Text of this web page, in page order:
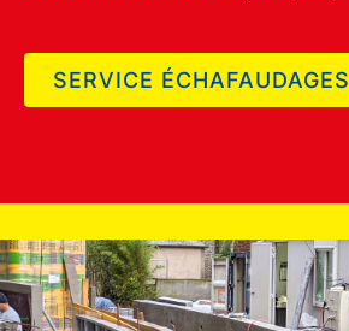
SERVICE ÉCHAFAUDAGES